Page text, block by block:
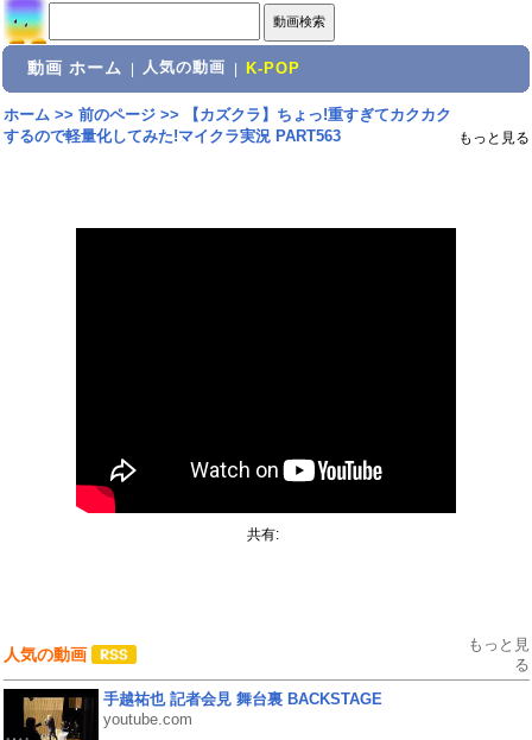
動画 ホーム 人気の動画 K-POP
ホーム>> 前のページ>>
【カズクラ】ちょっ!重すぎてカクカク
するので軽量化してみた!マイクラ実況 PART563
もっと見る
共有:
人気の動画
もっと見
る
手越祐也 記者会見 舞台裏 BACKSTAGE
youtube.com